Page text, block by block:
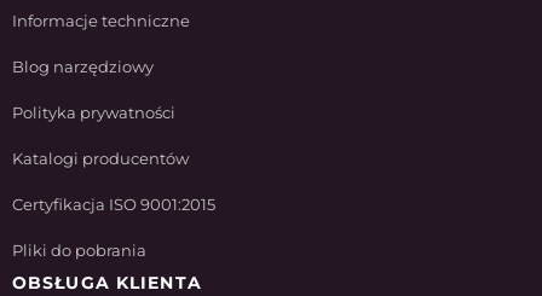
Informacje techniczne
Blog narzędziowy
Polityka prywatności
Katalogi producentów
Certyfikacja ISO 9001:2015
Pliki do pobrania
OBSŁUGA KLIENTA